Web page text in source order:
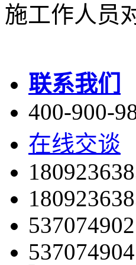
施工作人员
联系我们
400-900-
在线交谈
537074902
537074904